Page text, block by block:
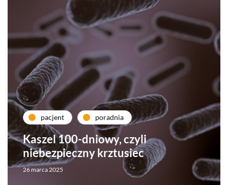
pacjent poradnia
Kaszel 100-dniowy, czyli
niebezpieczny krztusiec
26 marca 2025